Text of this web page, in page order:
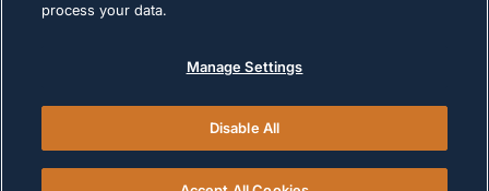
RECHTLICHE HINWEISE UND
© 2026 Versigent. All rights reserved
process your data.
Manage Settings
Disable All